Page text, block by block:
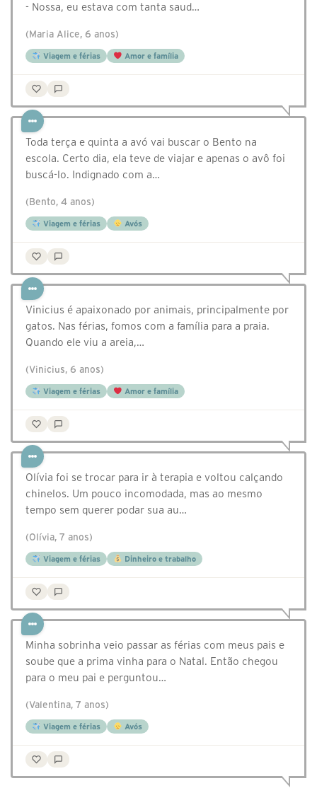
- Nossa, eu estava com tanta saud…
(Maria Alice, 6 anos)
Viagem e férias Amor e família
Toda terça e quinta a avó vai buscar o Bento na
escola. Certo dia, ela teve de viajar e apenas o avô foi
buscá-lo. Indignado com a…
(Bento, 4 anos)
Viagem e férias Avós
Vinicius é apaixonado por animais, principalmente por
gatos. Nas férias, fomos com a família para a praia.
Quando ele viu a areia,…
(Vinicius, 6 anos)
Viagem e férias Amor e família
Olívia foi se trocar para ir à terapia e voltou calçando
chinelos. Um pouco incomodada, mas ao mesmo
tempo sem querer podar sua au…
(Olívia, 7 anos)
Viagem e férias Dinheiro e trabalho
Minha sobrinha veio passar as férias com meus pais e
soube que a prima vinha para o Natal. Então chegou
para o meu pai e perguntou…
(Valentina, 7 anos)
Viagem e férias Avós